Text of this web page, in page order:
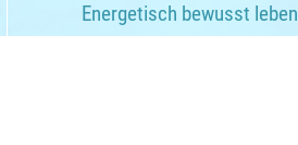
Energetisch bewusst leben